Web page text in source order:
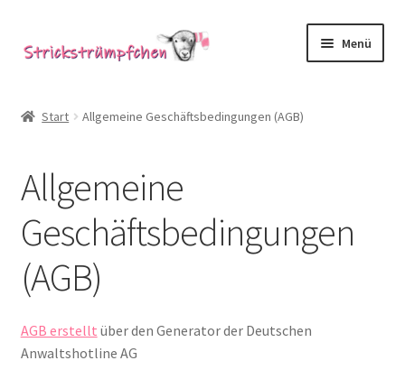
Navigation
Inhalt
Menü
Donegal-Jäckchen & Pullis
Spielhosen & Mützen
Karten
Über Strickstrümpfchen
Start Allgemeine Geschäftsbedingungen (AGB)
Allgemeine
Geschäftsbedingungen
(AGB)
AGB erstellt über den Generator der Deutschen
Anwaltshotline AG